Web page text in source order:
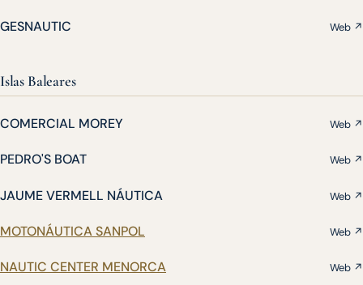
GESNAUTIC Web ↗
Islas Baleares
COMERCIAL MOREY Web ↗
PEDRO'S BOAT Web ↗
JAUME VERMELL NÁUTICA Web ↗
MOTONÁUTICA SANPOL Web ↗
NAUTIC CENTER MENORCA Web ↗